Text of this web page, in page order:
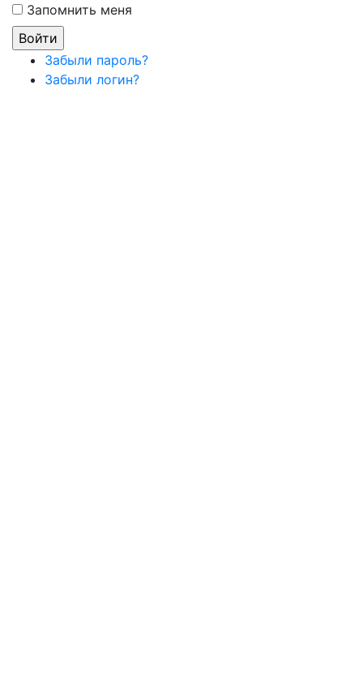
Запомнить меня
Забыли пароль?
Забыли логин?